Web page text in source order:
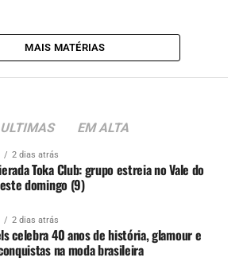
MAIS MATÉRIAS
ULTIMAS EM ALTA
2 dias atrás
Toka Club: grupo estreia no Vale do
domingo (9)
2 dias atrás
celebra 40 anos de história, glamour e
na moda brasileira